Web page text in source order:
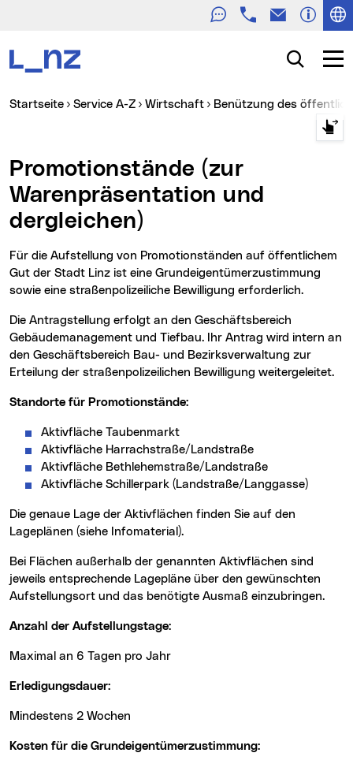
TelefonE-Mail
Suche
Sie sind hier:
Startseite Service A-Z Wirtschaft Benützung des
Promotionstände (zur
Warenpräsentation und
dergleichen)
Für die Aufstellung von Promotionständen auf öffentlichem
Gut der Stadt Linz ist eine Grundeigentümerzustimmung
sowie eine straßenpolizeiliche Bewilligung erforderlich.
Die Antragstellung erfolgt an den Geschäftsbereich
Gebäudemanagement und Tiefbau. Ihr Antrag wird intern an
den Geschäftsbereich Bau- und Bezirksverwaltung zur
Erteilung der straßenpolizeilichen Bewilligung weitergeleitet.
Standorte für Promotionstände:
Aktivfläche Taubenmarkt
Aktivfläche Harrachstraße/Landstraße
Aktivfläche Bethlehemstraße/Landstraße
Aktivfläche Schillerpark (Landstraße/Langgasse)
Die genaue Lage der Aktivflächen finden Sie auf den
Lageplänen (siehe Infomaterial).
Bei Flächen außerhalb der genannten Aktivflächen sind
jeweils entsprechende Lagepläne über den gewünschten
Aufstellungsort und das benötigte Ausmaß einzubringen.
Anzahl der Aufstellungstage:
maximal an 6 Tagen pro Jahr
Erledigungsdauer:
mindestens 2 Wochen
Kosten für die Grundeigentümerzustimmung: